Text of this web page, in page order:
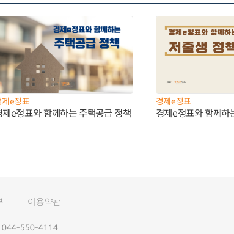
제e정표
제e정표와 함께하는 주택공급 정책
경제e정표
경제e정표와 함께하
이용약관
044-550-4114